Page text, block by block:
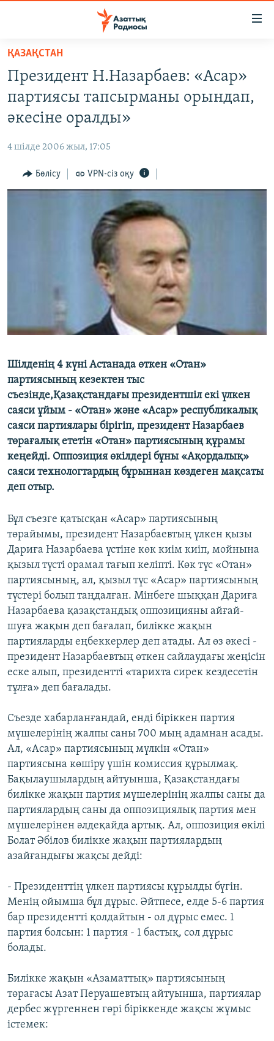
Skip
main
content
to
main
to
САЯСАТ
AZATTYQTV
АДАМ ҚҰҚЫҚТАРЫ
ӘЛЕУМЕТ
АРНАЙЫ ЖОБАЛАР
ҚАЗАҚСТАН
Президент Н.Назарбаев: «Асар»
партиясы тапсырманы орындап,
әкесіне оралды»
4 шілде 2006 жыл, 17:05
Бөлісу VPN-сіз оқу
Шілденің 4 күні Астанада өткен «Отан»
партиясының кезектен тыс
съезінде,Қазақстандағы президентшіл екі үлкен
саяси ұйым - «Отан» және «Асар» республикалық
саяси партиялары бірігіп, президент Назарбаев
төрағалық ететін «Отан» партиясының құрамы
кеңейді. Оппозиция өкілдері бұны «Ақордалық»
саяси технологтардың бұрыннан көздеген мақсаты
деп отыр.
Бұл съезге қатысқан «Асар» партиясының
төрайымы, президент Назарбаевтың үлкен қызы
Дариға Назарбаева үстіне көк киім киіп, мойнына
қызыл түсті орамал тағып келіпті. Көк түс «Отан»
партиясының, ал, қызыл түс «Асар» партиясының
түстері болып таңдалған. Мінбеге шыққан Дариға
Назарбаева қазақстандық оппозицияны айғай-
шуға жақын деп бағалап, билікке жақын
партияларды еңбеккерлер деп атады. Ал өз әкесі -
президент Назарбаевтың өткен сайлаудағы жеңісін
еске алып, президентті «тарихта сирек кездесетін
тұлға» деп бағалады.
Съезде хабарланғандай, енді біріккен партия
мүшелерінің жалпы саны 700 мың адамнан асады.
Ал, «Асар» партиясының мүлкін «Отан»
партиясына көшіру үшін комиссия құрылмақ.
Бақылаушылардың айтуынша, Қазақстандағы
билікке жақын партия мүшелерінің жалпы саны да
партиялардың саны да оппозициялық партия мен
мүшелерінен әлдеқайда артық. Ал, оппозиция өкілі
Болат Әбілов билікке жақын партиялардың
азайғандығы жақсы дейді:
- Президенттің үлкен партиясы құрылды бүгін.
Менің ойымша бұл дұрыс. Әйтпесе, елде 5-6 партия
бар президентті қолдайтын - ол дұрыс емес. 1
партия болсын: 1 партия - 1 бастық, сол дұрыс
болады.
Билікке жақын «Азаматтық» партиясының
төрағасы Азат Перуашевтың айтуынша, партиялар
дербес жүргеннен гөрі біріккенде жақсы жұмыс
істемек: